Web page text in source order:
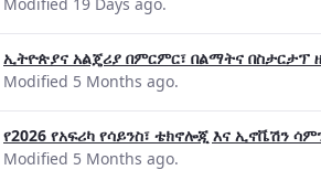
ኢትዮጵያና አልጄሪያ በምርምር፣ በልማትና በስታርታፕ
Modified 5 Months ago.
የ2026 የአፍሪካ የሳይንስ፣ ቴክኖሎጂ እና ኢኖቬሽን
Modified 5 Months ago.